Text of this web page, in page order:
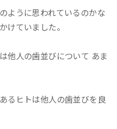
ように思われているのかな
けていました。
他人の歯並びについて あま
るヒトは他人の歯並びを良